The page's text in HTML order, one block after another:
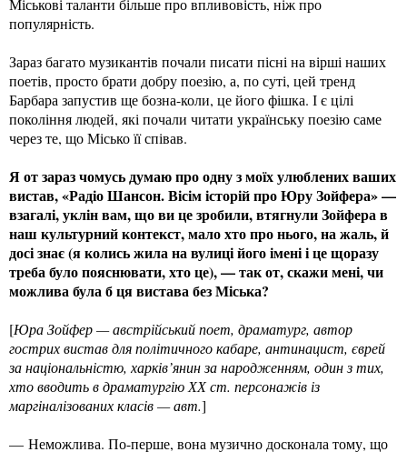
Міськові таланти більше про впливовість, ніж про
популярність.
Зараз багато музикантів почали писати пісні на вірші наших
поетів, просто брати добру поезію, а, по суті, цей тренд
Барбара запустив ще бозна-коли, це його фішка. І є цілі
покоління людей, які почали читати українську поезію саме
через те, що Місько її співав.
Я от зараз чомусь думаю про одну з моїх улюблених ваших
вистав, «Радіо Шансон. Вісім історій про Юру Зойфера» —
взагалі, уклін вам, що ви це зробили, втягнули Зойфера в
наш культурний контекст, мало хто про нього, на жаль, й
досі знає (я колись жила на вулиці його імені і це щоразу
треба було пояснювати, хто це), — так от, скажи мені, чи
можлива була б ця вистава без Міська?
[Юра Зойфер — австрійський поет, драматург, автор
гострих вистав для політичного кабаре, антинацист, єврей
за національністю, харків’янин за народженням, один з тих,
хто вводить в драматургію ХХ ст. персонажів із
маргіналізованих класів — авт.]
— Неможлива. По-перше, вона музично досконала тому, що